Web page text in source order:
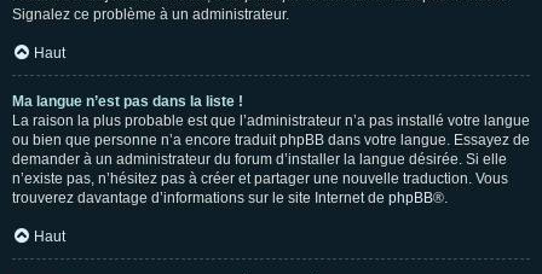
Signalez ce problème à un administrateur.
Haut
Ma langue n’est pas dans la liste !
La raison la plus probable est que l’administrateur n’a pas installé votre langue
ou bien que personne n’a encore traduit phpBB dans votre langue. Essayez de
demander à un administrateur du forum d’installer la langue désirée. Si elle
n’existe pas, n’hésitez pas à créer et partager une nouvelle traduction. Vous
trouverez davantage d’informations sur le site Internet de phpBB®.
Haut